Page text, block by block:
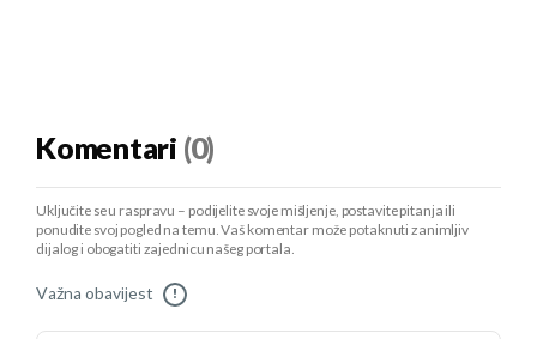
Komentari (0)
Uključite se u raspravu – podijelite svoje mišljenje, postavite pitanja ili
ponudite svoj pogled na temu. Vaš komentar može potaknuti zanimljiv
dijalog i obogatiti zajednicu našeg portala.
Važna obavijest !